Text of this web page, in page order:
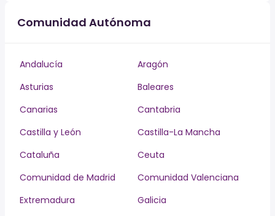
Comunidad Autónoma
Andalucía
Aragón
Asturias
Baleares
Canarias
Cantabria
Castilla y León
Castilla-La Mancha
Cataluña
Ceuta
Comunidad de Madrid
Comunidad Valenciana
Extremadura
Galicia